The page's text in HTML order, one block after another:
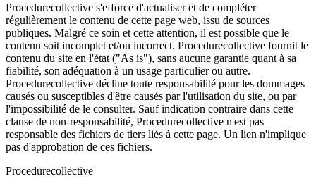
Procedurecollective s'efforce d'actualiser et de compléter
régulièrement le contenu de cette page web, issu de sources
publiques. Malgré ce soin et cette attention, il est possible que le
contenu soit incomplet et/ou incorrect. Procedurecollective fournit le
contenu du site en l'état ("As is"), sans aucune garantie quant à sa
fiabilité, son adéquation à un usage particulier ou autre.
Procedurecollective décline toute responsabilité pour les dommages
causés ou susceptibles d'être causés par l'utilisation du site, ou par
l'impossibilité de le consulter. Sauf indication contraire dans cette
clause de non-responsabilité, Procedurecollective n'est pas
responsable des fichiers de tiers liés à cette page. Un lien n'implique
pas d'approbation de ces fichiers.
Procedurecollective